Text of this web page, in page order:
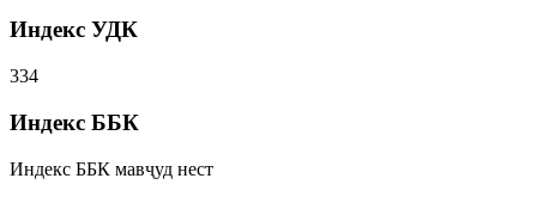
Индекс УДК
334
Индекс ББК
Индекс ББК мавҷуд нест